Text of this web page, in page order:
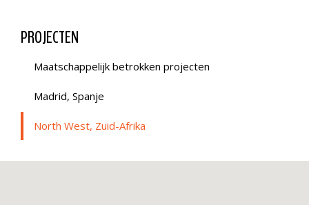
PROJECTEN
Maatschappelijk betrokken projecten
Madrid, Spanje
North West, Zuid-Afrika